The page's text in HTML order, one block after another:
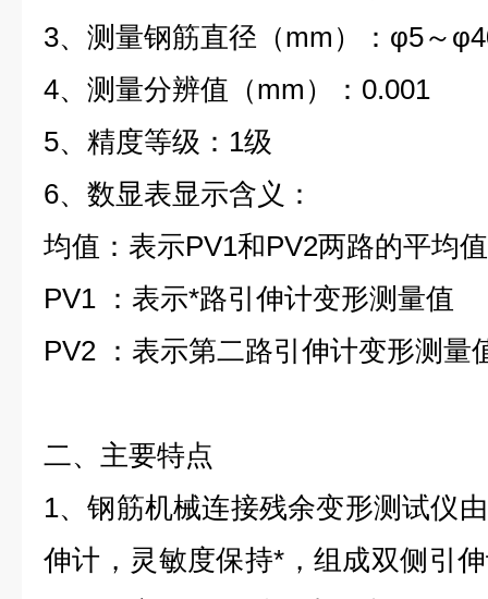
3、测量钢筋直径（mm ）： φ5～
4、测量分辨值（mm ）： 0.001
5、精度等级： 1级
6、数显表显示含义：
均值：表示PV1和PV2两路的平均值
PV1 ：表示*路引伸计变形测量值
PV2 ：表示第二路引伸计变形测量
二、主要特点
1、钢筋机械连接残余变形测试仪
伸计，灵敏度保持*，组成双侧引